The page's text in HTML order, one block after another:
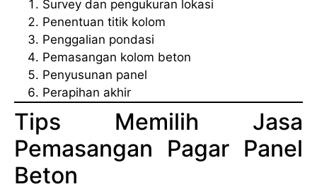
Survey dan pengukuran lokasi
Penentuan titik kolom
Penggalian pondasi
Pemasangan kolom beton
Penyusunan panel
Perapihan akhir
Tips Memilih Jasa
Pemasangan Pagar Panel
Beton